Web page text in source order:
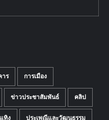
าร การเมือง
ข่าวประชาสัมพันธ์ คลิป
ทิง ประเพณีและวัฒนธรรม